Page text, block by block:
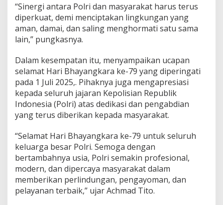
“Sinergi antara Polri dan masyarakat harus terus
diperkuat, demi menciptakan lingkungan yang
aman, damai, dan saling menghormati satu sama
lain,” pungkasnya.
Dalam kesempatan itu, menyampaikan ucapan
selamat Hari Bhayangkara ke-79 yang diperingati
pada 1 Juli 2025,. Pihaknya juga mengapresiasi
kepada seluruh jajaran Kepolisian Republik
Indonesia (Polri) atas dedikasi dan pengabdian
yang terus diberikan kepada masyarakat.
“Selamat Hari Bhayangkara ke-79 untuk seluruh
keluarga besar Polri. Semoga dengan
bertambahnya usia, Polri semakin profesional,
modern, dan dipercaya masyarakat dalam
memberikan perlindungan, pengayoman, dan
pelayanan terbaik,” ujar Achmad Tito.